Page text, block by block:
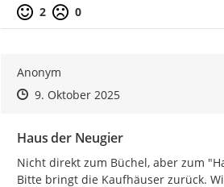
Positive Bewertung
2 Negative Bewertung
0
Anonym
Zeitpunkt des Erstellens
Zeitpunkt des Erstellens
9. Oktober 2025Zur Äußerung
Haus der Neugier
Nicht direkt zum Büchel, aber zum
Bitte bringt die Kaufhäuser zurück.